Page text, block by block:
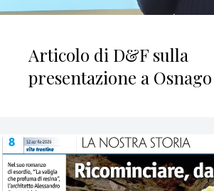
Articolo di D&F sulla
presentazione a